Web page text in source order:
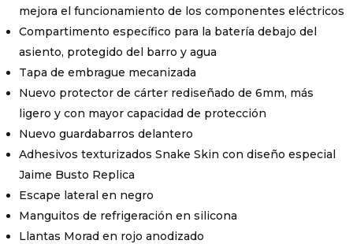
mejora el funcionamiento de los componentes eléctricos
Compartimento específico para la batería debajo del
asiento, protegido del barro y agua
Tapa de embrague mecanizada
Nuevo protector de cárter rediseñado de 6mm, más
ligero y con mayor capacidad de protección
Nuevo guardabarros delantero
Adhesivos texturizados Snake Skin con diseño especial
Jaime Busto Replica
Escape lateral en negro
Manguitos de refrigeración en silicona
Llantas Morad en rojo anodizado